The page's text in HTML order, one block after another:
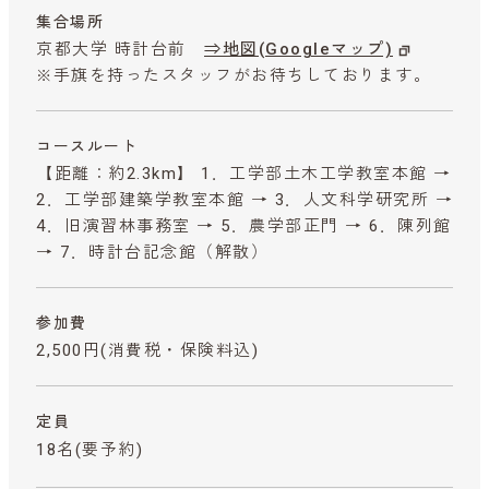
集合場所
京都大学 時計台前 ⇒地図(Googleマップ)
※手旗を持ったスタッフがお待ちしております。
コースルート
【距離：約2.3km】 1．工学部土木工学教室本館 →
2．工学部建築学教室本館 → 3．人文科学研究所 →
4．旧演習林事務室 → 5．農学部正門 → 6．陳列館
→ 7．時計台記念館（解散）
参加費
2,500円 (消費税・保険料込)
定員
18名(要予約)